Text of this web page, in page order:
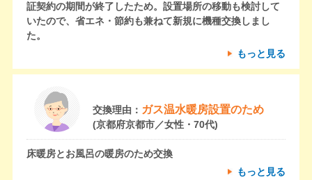
証契約の期間が終了したため。設置場所の移動も検討して
いたので、省エネ・節約も兼ねて新規に機種交換しまし
た。
もっと見る
交換理由： ガス温水暖房設置のため
(京都府京都市／女性・70代)
床暖房とお風呂の暖房のため交換
もっと見る